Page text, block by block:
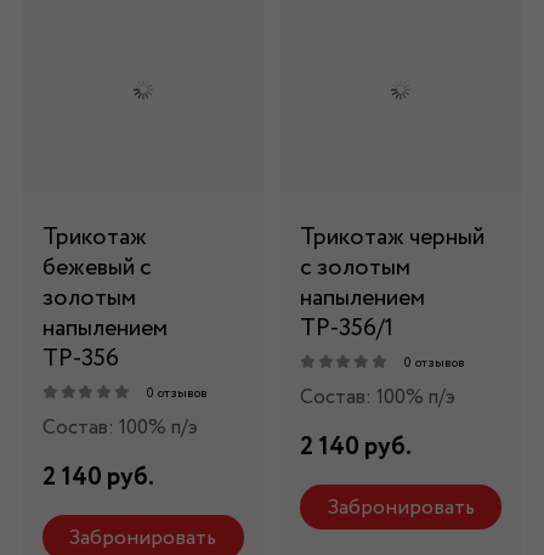
Трикотаж
бежевый с
золотым
напылением
ТР-356
0 отзывов
Состав: 100% п/э
2 140 руб.
Забронировать
Трикотаж черный
с золотым
напылением
ТР-356/1
0 отзывов
Состав: 100% п/э
2 140 руб.
Забронировать